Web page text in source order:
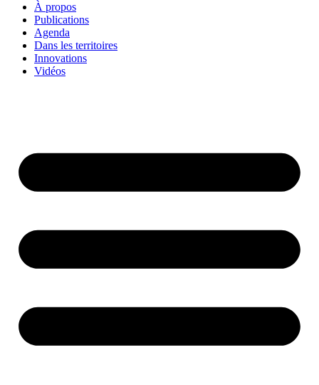
À propos
Publications
Agenda
Dans les territoires
Innovations
Vidéos